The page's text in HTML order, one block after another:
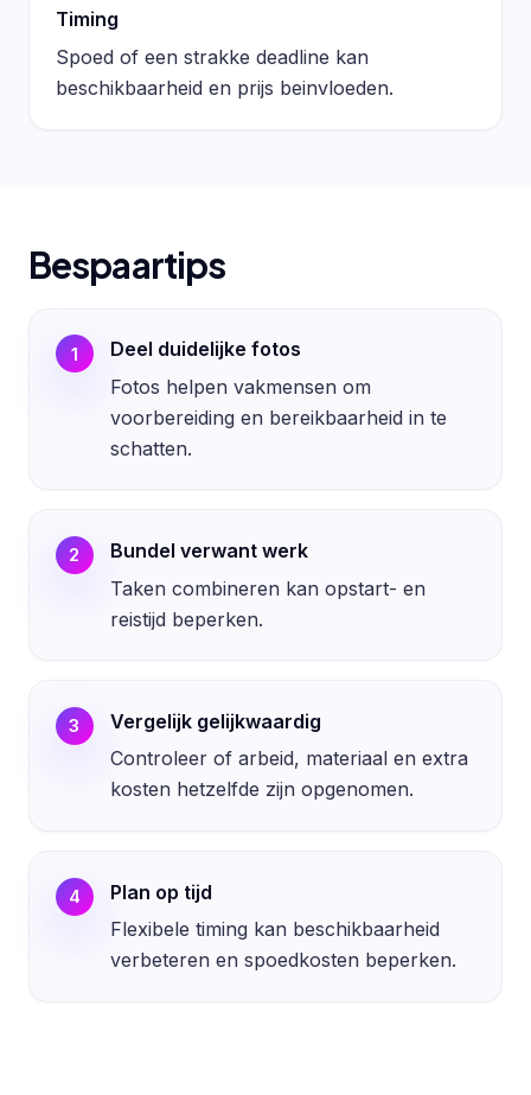
Timing
Spoed of een strakke deadline kan
beschikbaarheid en prijs beinvloeden.
Bespaartips
1
Deel duidelijke fotos
Fotos helpen vakmensen om
voorbereiding en bereikbaarheid in te
schatten.
2
Bundel verwant werk
Taken combineren kan opstart- en
reistijd beperken.
3
Vergelijk gelijkwaardig
Controleer of arbeid, materiaal en extra
kosten hetzelfde zijn opgenomen.
4
Plan op tijd
Flexibele timing kan beschikbaarheid
verbeteren en spoedkosten beperken.